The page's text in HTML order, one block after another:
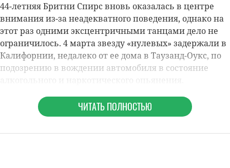
44-летняяБритни Спирсвновь оказалась в центре
внимания из-за неадекватного поведения, однако на
этот раз одними эксцентричными танцами дело не
ограничилось. 4 марта звезду «нулевых» задержали в
Калифорнии, недалеко от ее дома в Таузанд-Оукс, по
подозрению в вождении автомобиля в состояние
ЧИТАТЬ ПОЛНОСТЬЮ